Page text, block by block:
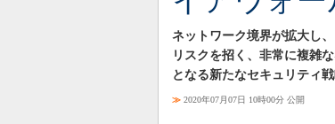
ネットワーク境界が拡大し
リスクを招く、非常に複雑
となる新たなセキュリティ
≫ 2020年07月07日 10時00分 公開